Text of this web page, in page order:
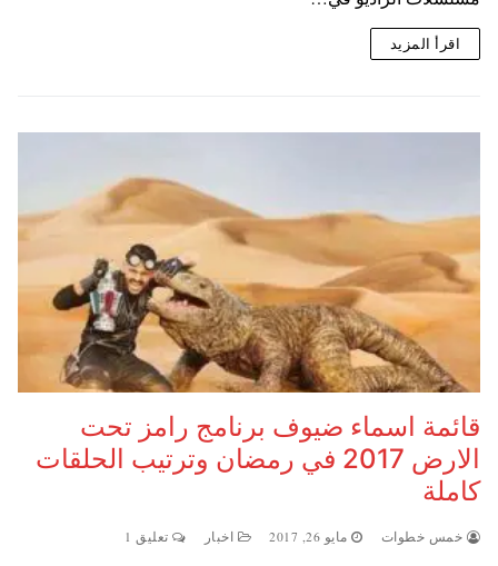
اقرأ المزيد
قائمة اسماء ضيوف برنامج رامز تحت
الارض 2017 في رمضان وترتيب الحلقات
كاملة
خمس خطوات مايو 26, 2017 اخبار تعليق 1